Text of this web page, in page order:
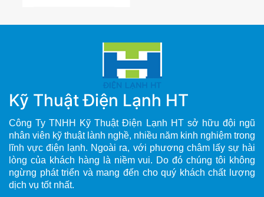
Kỹ Thuật Điện Lạnh HT
Công Ty TNHH Kỹ Thuật Điện Lạnh HT sở hữu đội ngũ
nhân viên kỹ thuật lành nghề, nhiều năm kinh nghiệm trong
lĩnh vực điện lạnh. Ngoài ra, với phương châm lấy sự hài
lòng của khách hàng là niềm vui. Do đó chúng tôi không
ngừng phát triển và mang đến cho quý khách chất lượng
dịch vụ tốt nhất.